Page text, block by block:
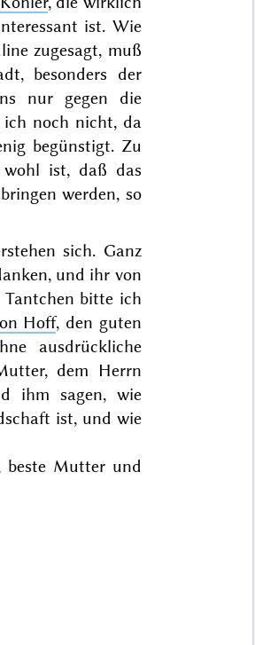
ist. Wie
zugesagt, muß
besonders der
nur gegen die
ich noch nicht, da
begünstigt. Zu
ist, daß das
werden, so
sich. Ganz
und ihr von
Tantchen bitte ich
Hoff, den guten
ausdrückliche
dem Herrn
ihm sagen, wie
ist, und wie
beste Mutter und